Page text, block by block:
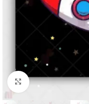
Clique para ampliar